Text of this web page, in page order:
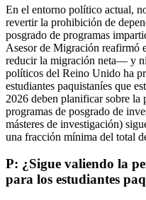
En el entorno político actual,
revertir la prohibición de
posgrado de programas
Asesor de Migración
reducir la migración neta— y
políticos del Reino Unido ha
estudiantes paquistaníes que
2026 deben planificar sobre la
programas de posgrado de
másteres de investigación)
una fracción mínima del total
P: ¿Sigue valiendo la
para los estudiantes